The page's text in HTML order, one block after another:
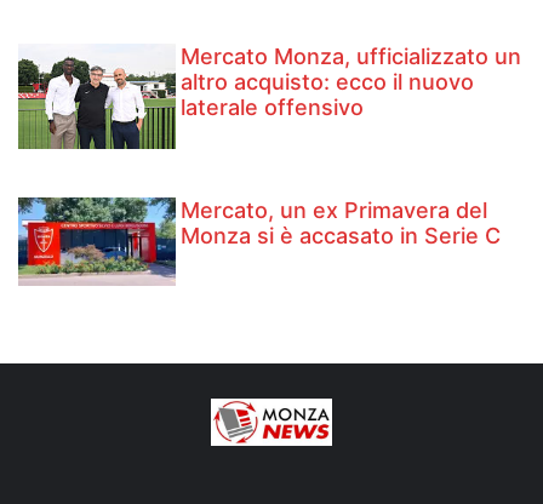
Mercato Monza, ufficializzato un
altro acquisto: ecco il nuovo
laterale offensivo
Mercato, un ex Primavera del
Monza si è accasato in Serie C